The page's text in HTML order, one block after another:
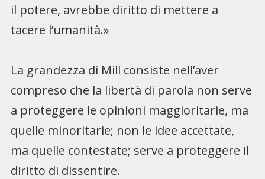
il potere, avrebbe diritto di mettere a
tacere l’umanità.»
La grandezza di Mill consiste nell’aver
compreso che la libertà di parola non serve
a proteggere le opinioni maggioritarie, ma
quelle minoritarie; non le idee accettate,
ma quelle contestate; serve a proteggere il
diritto di dissentire.